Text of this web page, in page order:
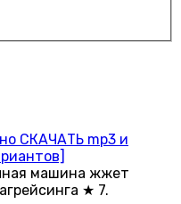
СКАЧАТЬ mp3 и
машина жжет
★ 7.